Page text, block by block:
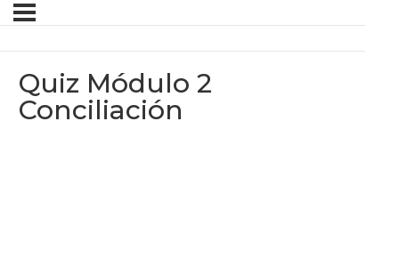
Quiz Módulo 2
Conciliación